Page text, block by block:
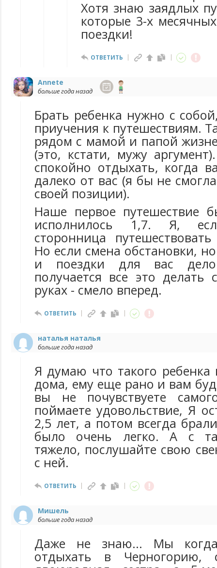
Хотя знаю заядлых
которые 3-х
поездки!
ОТВЕТИТЬ
Annete
больше года назад
Брать ребенка нужно с
приучения к путешествиям.
рядом с мамой и папой
(это, кстати, мужу
спокойно отдыхать, когда
далеко от вас (я бы не
своей позиции).
Наше первое путешествие
исполнилось 1,7. Я,
сторонница
Но если смена обстановки,
и поездки для вас
получается все это делать
руках - смело вперед.
ОТВЕТИТЬ
наталья наталья
больше года назад
Я думаю что такого ребенка
дома, ему еще рано и вам
вы не почувствуете
поймаете удовольствие, Я
2,5 лет, а потом всегда
было очень легко. А с
тяжело, послушайте свою
с ней.
ОТВЕТИТЬ
Мишель
больше года назад
Даже не знаю... Мы
отдыхать в Черногорию,